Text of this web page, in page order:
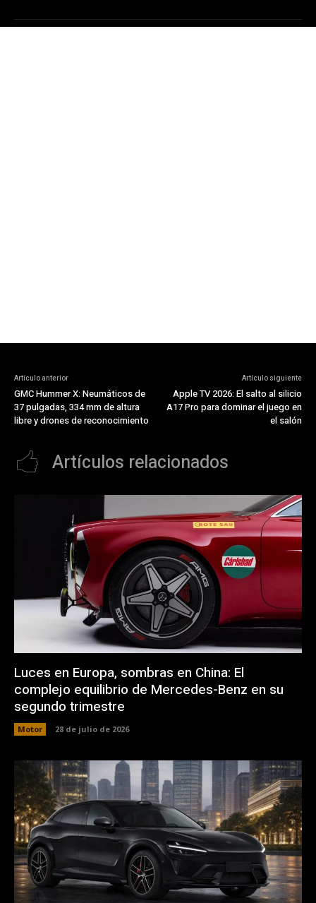
Artículo anterior
GMC Hummer X: Neumáticos de
37 pulgadas, 334 mm de altura
libre y drones de reconocimiento
Artículo siguiente
Apple TV 2026: El salto al silicio
A17 Pro para dominar el juego en
el salón
Artículos relacionados
Luces en Europa, sombras en China: El
complejo equilibrio de Mercedes-Benz en su
segundo trimestre
Motor 28 de julio de 2026